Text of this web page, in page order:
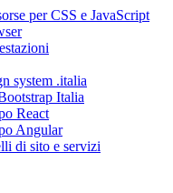
per CSS e JavaScript
system .italia
Italia
React
Angular
di sito e servizi